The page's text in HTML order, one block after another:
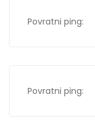
Povratni ping:
Povratni ping: